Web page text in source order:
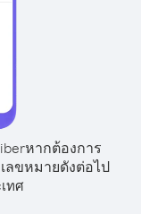
หากต้องการ
ลขหมายดังต่อไป
ทศ